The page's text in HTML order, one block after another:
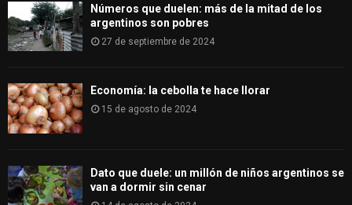
Números que duelen: más de la mitad de los
argentinos son pobres
27 de septiembre de 2024
Economía: la cebolla te hace llorar
15 de agosto de 2024
Dato que duele: un millón de niños argentinos se
van a dormir sin cenar